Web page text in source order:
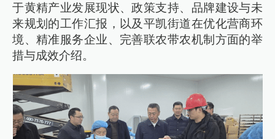
于黄精产业发展现状、政策支持、品牌建设与未
来规划的工作汇报，以及平凯街道在优化营商环
境、精准服务企业、完善联农带农机制方面的举
措与成效介绍。